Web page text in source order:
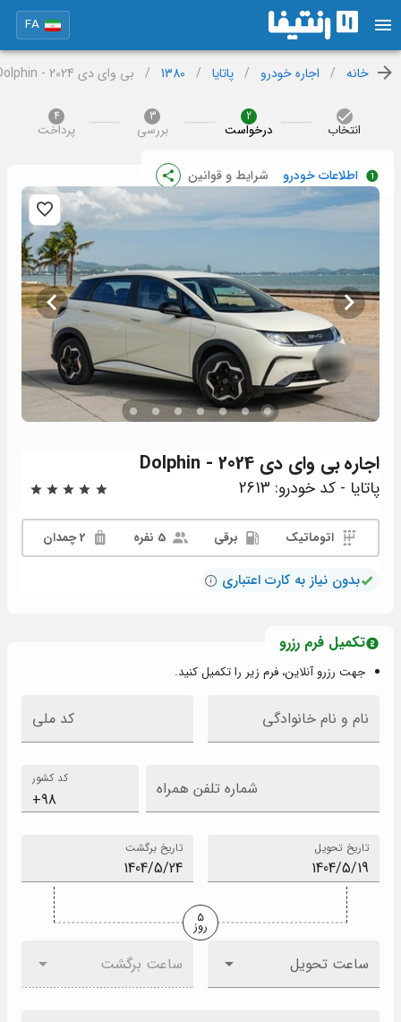
FA
خانه / اجاره خودرو / پاتایا /
1380
/ بی وای دی Dolphin - 2024
انتخاب
2
درخواست
3
بررسی
4
پرداخت
اطلاعات خودرو شرایط و قوانین
اجارهبی وای دی Dolphin - 2024
پاتایا - کد خودرو: 2613
اتوماتیک برقی 5 نفره
بدون نیاز به کارت اعتباری
تکمیل فرم رزرو
جهت رزرو آنلاین، فرم زیر را تکمیل کنید.
نام و نام خانوادگی کد ملی
کد کشور شماره تلفن همراه
تاریخ تحویل تاریخ برگشت
5
روز
ساعت تحویل ساعت برگشت